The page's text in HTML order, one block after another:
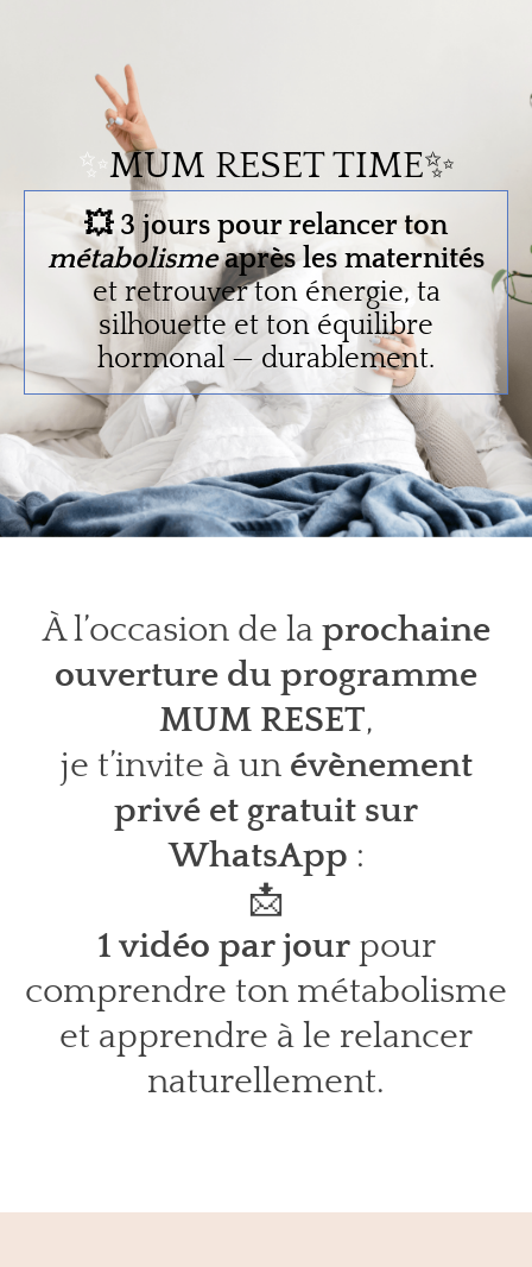
✨MUM RESET TIME✨
💥 3 jours pour relancer ton
métabolismeaprès les maternités
et retrouver ton énergie, ta
silhouette et ton équilibre
hormonal — durablement.
À l’occasion de la prochaine
ouverture du programme
MUM RESET,
je t’invite à un évènement
privé et gratuit sur
WhatsApp :
📩
1 vidéo par jourpour
comprendre ton métabolisme
et apprendre à le relancer
naturellement.